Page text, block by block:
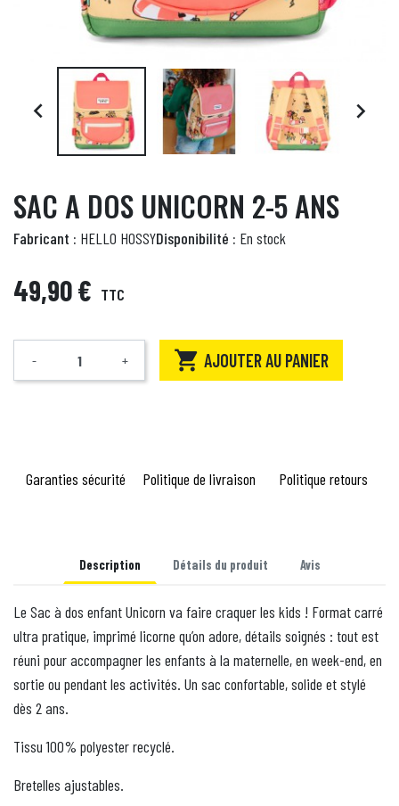
 
SAC A DOS UNICORN 2-5 ANS
Fabricant : HELLO HOSSYDisponibilité : En stock
49,90 € TTC
Quantité
- +  AJOUTER AU PANIER
Garanties sécurité Politique de livraison Politique retours
Description Détails du produit Avis
Le Sac à dos enfant Unicorn va faire craquer les kids ! Format carré
ultra pratique, imprimé licorne qu’on adore, détails soignés : tout est
réuni pour accompagner les enfants à la maternelle, en week-end, en
sortie ou pendant les activités. Un sac confortable, solide et stylé
dès 2 ans.
Tissu 100% polyester recyclé.
Bretelles ajustables.